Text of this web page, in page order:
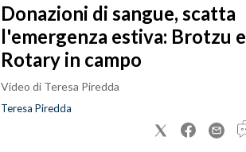
Donazioni di sangue, scatta
l'emergenza estiva: Brotzu e
Rotary in campo
Video di Teresa Piredda
Teresa Piredda